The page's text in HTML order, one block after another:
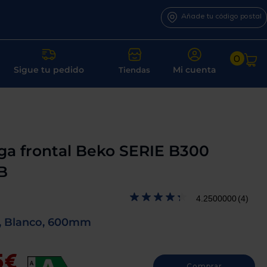
Añade tu código postal
Sigue tu pedido Tiendas Mi cuenta
0
frontal Beko SERIE B300
4.2500000 (4)
Blanco, 600mm